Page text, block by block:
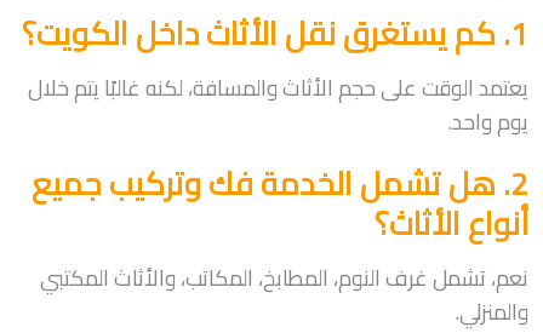
1. كم يستغرق نقل الأثاث داخل الكويت؟
يعتمد الوقت على حجم الأثاث والمسافة، لكنه غالبًا يتم خلال
يوم واحد.
2. هل تشمل الخدمة فك وتركيب جميع
أنواع الأثاث؟
نعم، تشمل غرف النوم، المطابخ، المكاتب، والأثاث المكتبي
والمنزلي.